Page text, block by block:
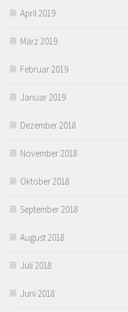
April 2019
März 2019
Februar 2019
Januar 2019
Dezember 2018
November 2018
Oktober 2018
September 2018
August 2018
Juli 2018
Juni 2018